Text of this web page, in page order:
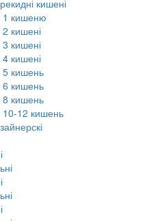
кишені
1 кишеню
кишені
кишені
кишені
5 кишень
6 кишень
8 кишень
10-12 кишень